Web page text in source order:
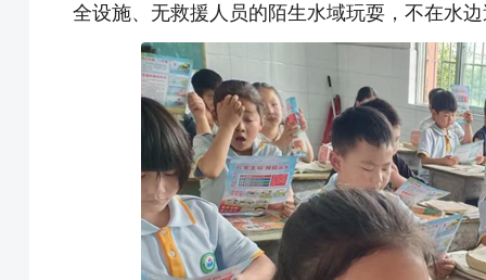
全设施、无救援人员的陌生水域玩耍，不在水